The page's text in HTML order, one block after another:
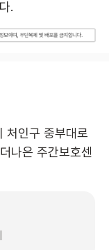
.
처인구 중부대로
나은 주간보호센